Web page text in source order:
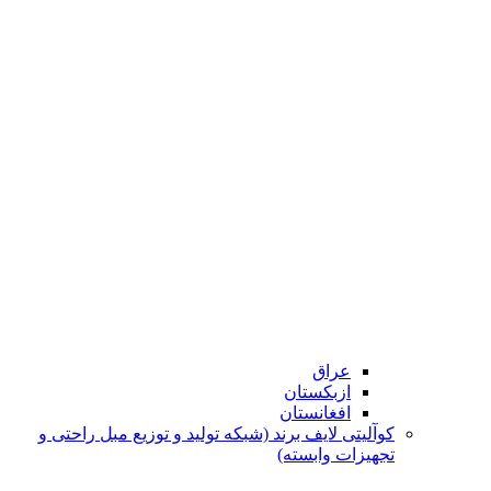
عراق
ازبکستان
افغانستان
کوآلیتی لایف برند (شبکه تولید و توزیع مبل راحتی و
تجهیزات وابسته)